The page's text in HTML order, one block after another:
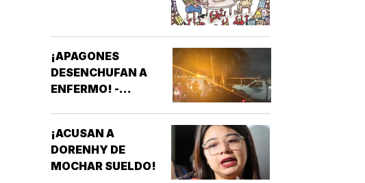
¡APAGONES
DESENCHUFAN A
ENFERMO! -
DE VERACRUZ
DENUNCIAN
APAGONES
¡ACUSAN A
DORENHY DE
MOCHAR SUELDO!